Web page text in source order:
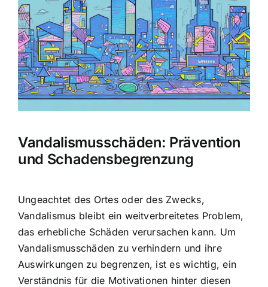
Hundekrankenversicherung
Hausratversicherung
Weitere Tarifvergleiche
Vandalismusschäden: Prävention
und Schadensbegrenzung
Ungeachtet des Ortes oder des Zwecks,
Vandalismus bleibt ein weitverbreitetes Problem,
das erhebliche Schäden verursachen kann. Um
Vandalismusschäden zu verhindern und ihre
Auswirkungen zu begrenzen, ist es wichtig, ein
Verständnis für die Motivationen hinter diesen